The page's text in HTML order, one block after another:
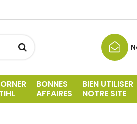
BONNES
AFFAIRES
BIEN UTILISER
NOTRE SITE